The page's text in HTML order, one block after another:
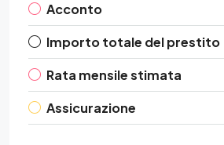
Acconto
Importo totale del prestito
Rata mensile stimata
Assicurazione